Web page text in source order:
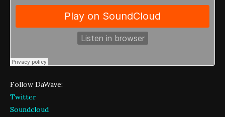
Follow DaWave:
Twitter
Soundcloud